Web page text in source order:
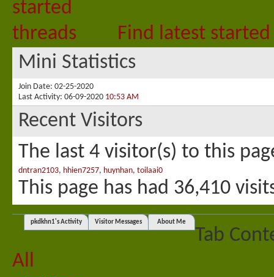
Find latest
Mini Statistics
Join Date 02-25-2020
Last Activity 06-09-2020 10:53 AM
Recent Visitors
The last 4 visitor(s) to this
dntran2103, hhien7257, huynhan, toilaai0
This page has had 36,410
pkdkhn1's Activity Visitor Messages About Me
Tab
All